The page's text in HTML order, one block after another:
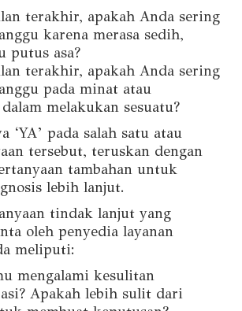
terakhir, apakah Anda sering
karena merasa sedih,
putus asa?
terakhir, apakah Anda sering
pada minat atau
melakukan sesuatu?
‘YA’ pada salah satu atau
tersebut, teruskan dengan
tambahan untuk
lebih lanjut.
tindak lanjut yang
oleh penyedia layanan
meliputi:
mengalami kesulitan
Apakah lebih sulit dari